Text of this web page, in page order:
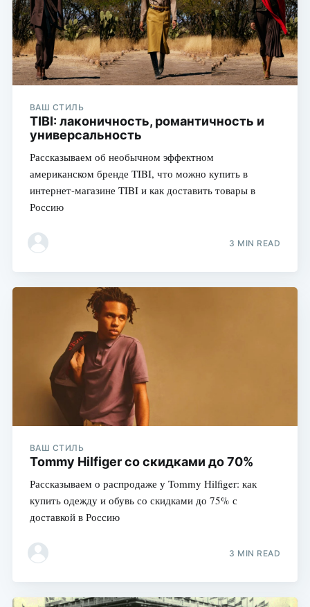
ВАШ СТИЛЬ
TIBI: лаконичность, романтичность и
универсальность
Рассказываем об необычном эффектном
американском бренде TIBI, что можно купить в
интернет-магазине TIBI и как доставить товары в
Россию
3 MIN READ
ВАШ СТИЛЬ
Tommy Hilfiger со скидками до 70%
Рассказываем о распродаже у Tommy Hilfiger: как
купить одежду и обувь со скидками до 75% с
доставкой в Россию
3 MIN READ